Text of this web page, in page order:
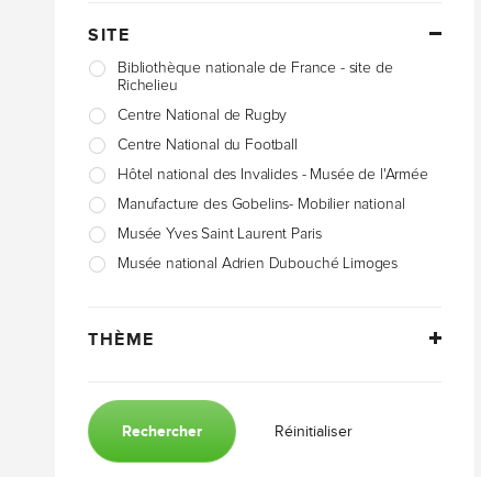
SITE
Bibliothèque nationale de France - site de
Richelieu
Centre National de Rugby
Centre National du Football
Hôtel national des Invalides - Musée de l'Armée
Manufacture des Gobelins- Mobilier national
Musée Yves Saint Laurent Paris
Musée national Adrien Dubouché Limoges
THÈME
Rechercher Réinitialiser